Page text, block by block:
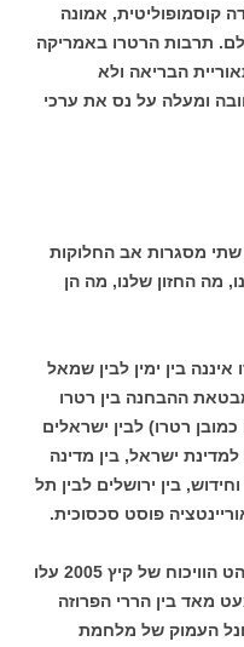
קוסמופוליטית, אמונה
תרבות הרטרו באמריקה
הבריאה ולא
ומעלה על נס את ערכי
שתי מסגרות אב החלוקות
מה החזון שלנו, מה הן
בין ימין לבין שמאל
מבטאת ההבחנה בין רטרו
רטרו) לבין ישראלים
ישראל, בין מדינה
בין ירושלים לבין תל
פוסט סכסוכית.
ובהגיעו למאמר שלי אומר פרי: " בלהט הוויכוח של קיץ 2005 עלו
מאד בין הררי הפרוזה
העמוק של מלחמת